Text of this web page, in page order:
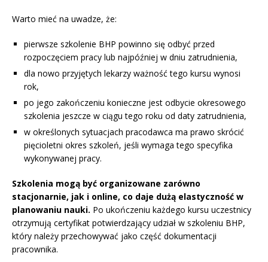
Warto mieć na uwadze, że:
pierwsze szkolenie BHP powinno się odbyć przed
rozpoczęciem pracy lub najpóźniej w dniu zatrudnienia,
dla nowo przyjętych lekarzy ważność tego kursu wynosi
rok,
po jego zakończeniu konieczne jest odbycie okresowego
szkolenia jeszcze w ciągu tego roku od daty zatrudnienia,
w określonych sytuacjach pracodawca ma prawo skrócić
pięcioletni okres szkoleń, jeśli wymaga tego specyfika
wykonywanej pracy.
Szkolenia mogą być organizowane zarówno
stacjonarnie, jak i online, co daje dużą elastyczność w
planowaniu nauki. Po ukończeniu każdego kursu uczestnicy
otrzymują certyfikat potwierdzający udział w szkoleniu BHP,
który należy przechowywać jako część dokumentacji
pracownika.